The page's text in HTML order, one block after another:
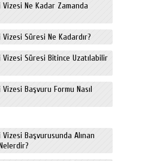
Ne Kadar Zamanda
Süresi Ne Kadardır?
Vizesi Süresi Bitince Uzatılabilir
Başvuru Formu Nasıl
Başvurusunda Alınan